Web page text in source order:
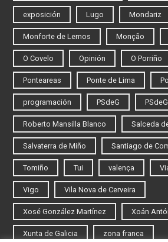
exposición Lugo Mondariz
Monforte de Lemos Monção
O Covelo Opinión O Porriño
Ponteareas Ponte de Lima
programación PSdeG
Roberto Mansilla Blanco Salceda
Salvaterra de Miño Santiago de
Tomiño Tui valença
Vigo Vila Nova de Cerveira
Xosé González Martínez Xoán
Xunta de Galicia zona franca